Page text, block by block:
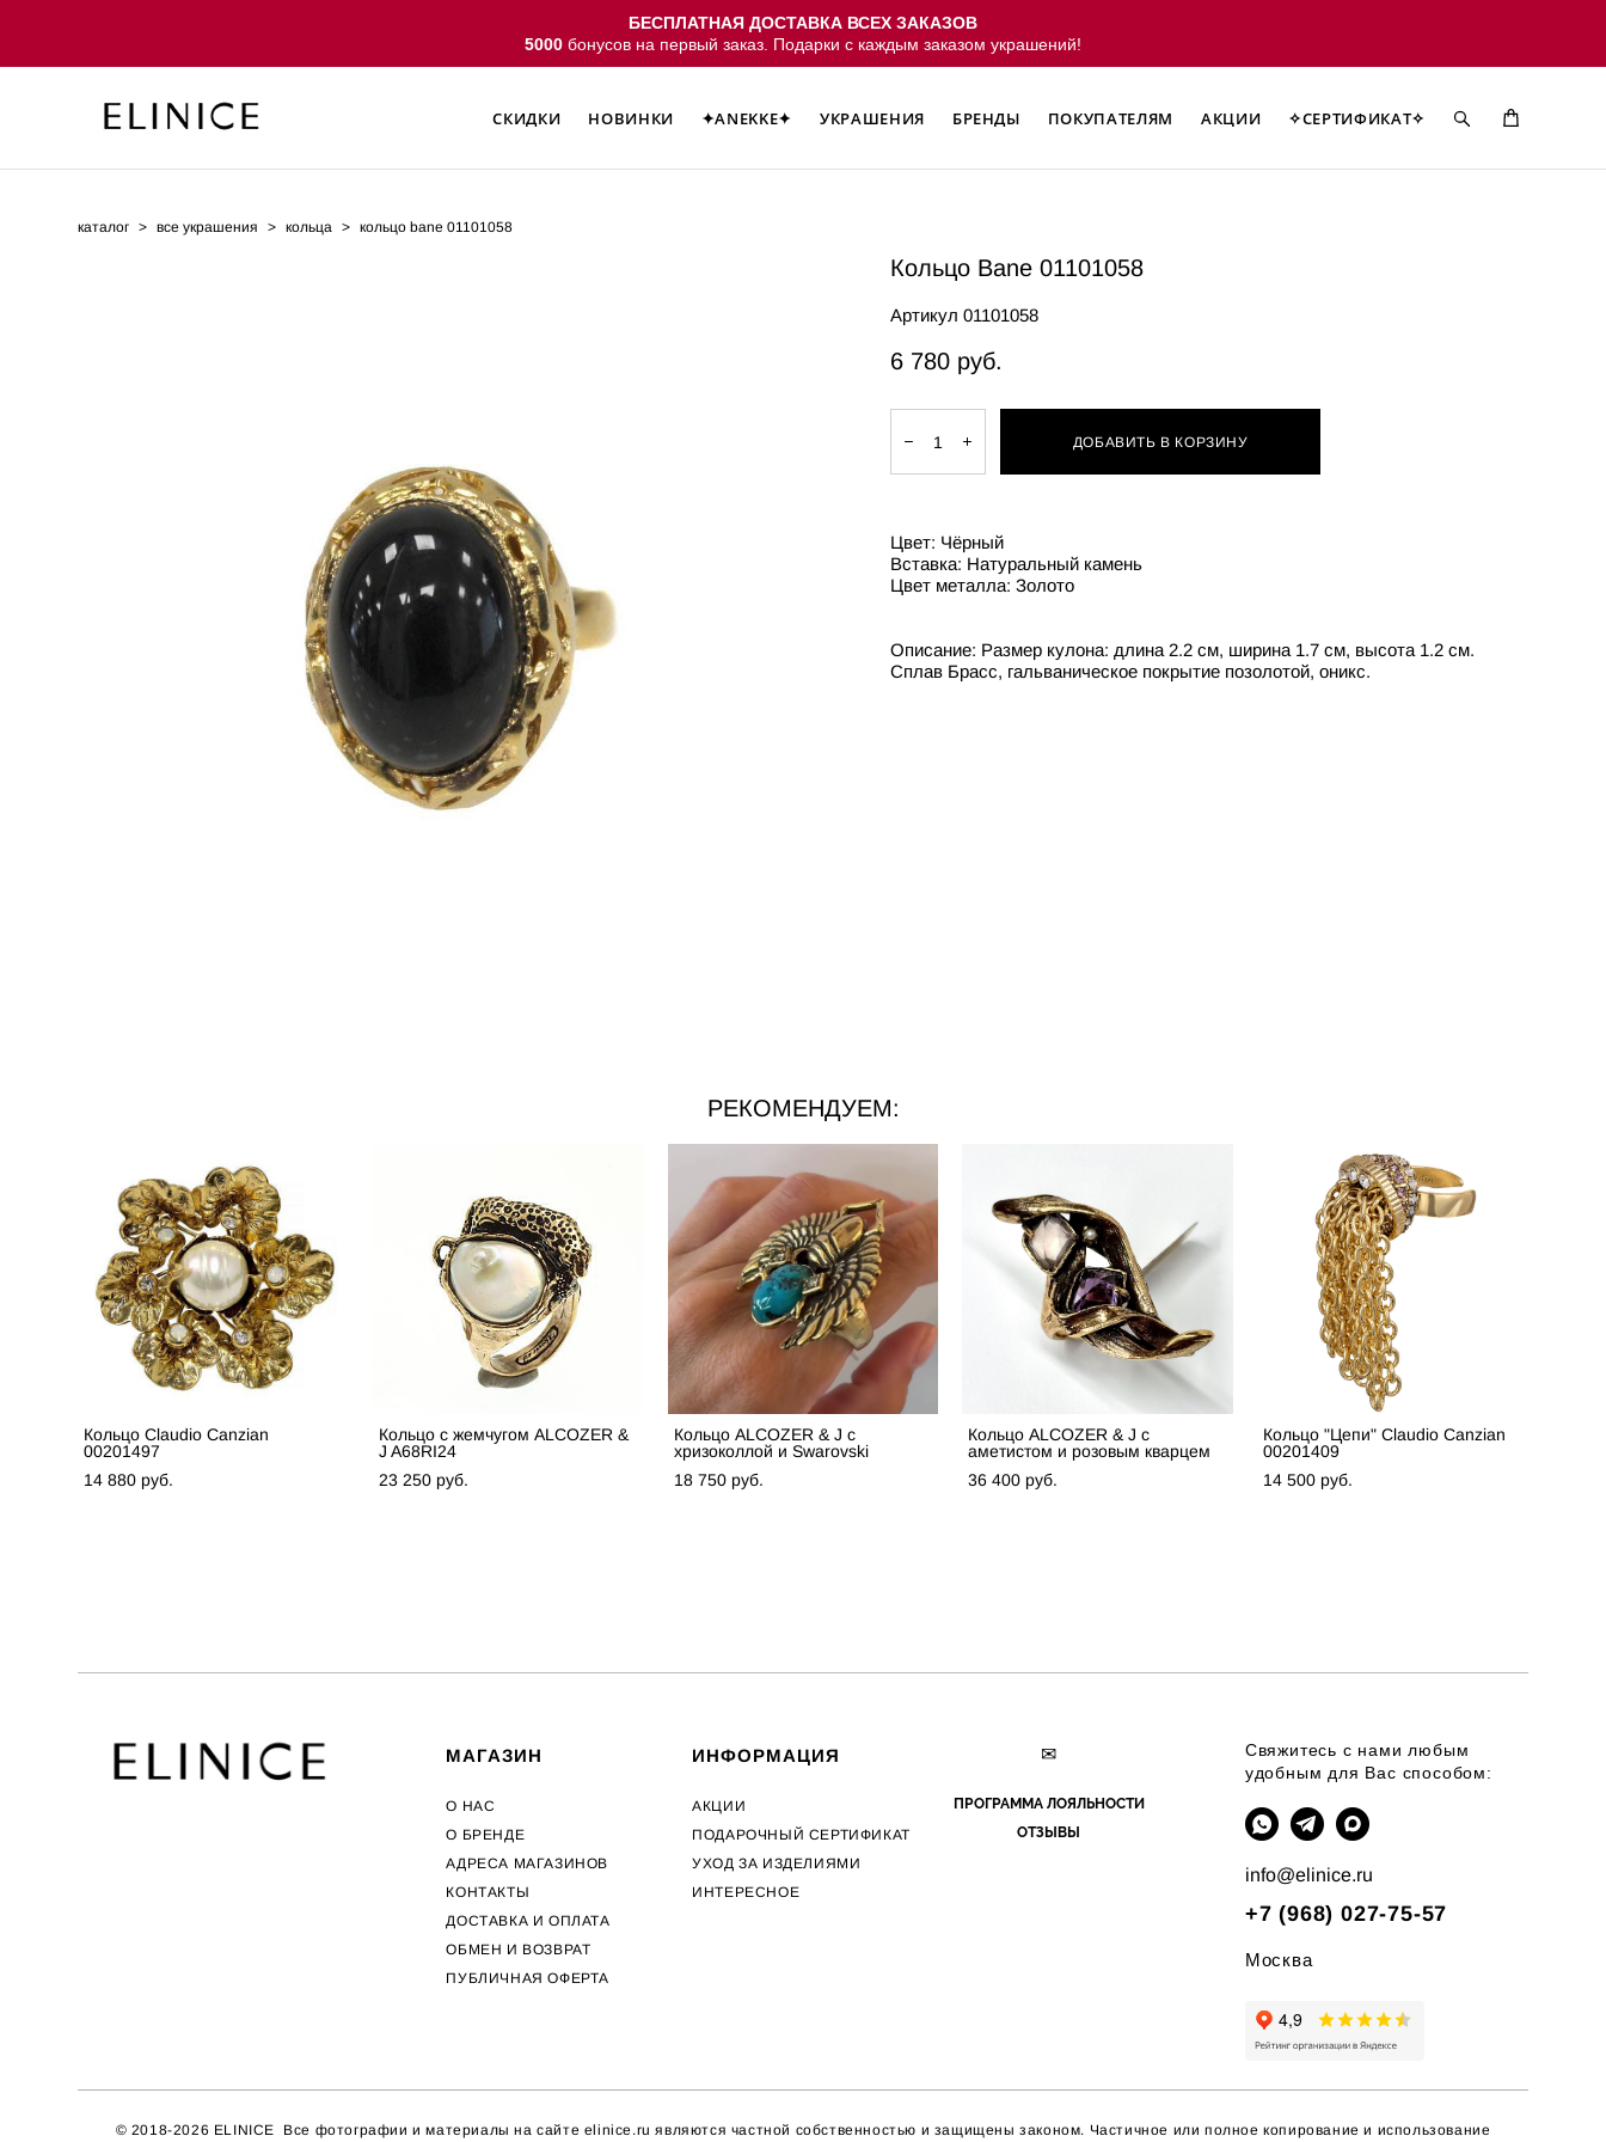
БЕСПЛАТНАЯ ДОСТАВКА ВСЕХ ЗАКАЗОВ
5000 бонусов на первый заказ. Подарки с каждым заказом украшений!
СКИДКИ НОВИНКИ ✦ANEKKE✦ УКРАШЕНИЯ БРЕНДЫ ПОКУПАТЕЛЯМ АКЦИИ ✧СЕРТИФИКАТ✧
СКИДКИ НОВИНКИ ✦ANEKKE✦ УКРАШЕНИЯ БРЕНДЫ ПОКУПАТЕЛЯМ
каталог > все украшения > кольца > кольцо bane 01101058
Кольцо Bane 01101058
Артикул 01101058
6 780 pуб.
ДОБАВИТЬ В КОРЗИНУ
Цвет: Чёрный
Вставка: Натуральный камень
Цвет металла: Золото
Описание: Размер кулона: длина 2.2 см, ширина 1.7 см, высота 1.2 см.
Сплав Брасс, гальваническое покрытие позолотой, оникс.
РЕКОМЕНДУЕМ:
Кольцо Claudio Canzian
00201497
14 880 pуб.
Кольцо с жемчугом ALCOZER &
J A68RI24
23 250 pуб.
Кольцо ALCOZER & J с
хризоколлой и Swarovski
18 750 pуб.
Кольцо ALCOZER & J c
аметистом и розовым кварцем
36 400 pуб.
Кольцо "Цепи" Claudio Canzian
00201409
14 500 pуб.
МАГАЗИН
О НАС
О БРЕНДЕ
АДРЕСА МАГАЗИНОВ
КОНТАКТЫ
ДОСТАВКА И ОПЛАТА
ОБМЕН И ВОЗВРАТ
ПУБЛИЧНАЯ ОФЕРТА
ИНФОРМАЦИЯ
АКЦИИ
ПОДАРОЧНЫЙ СЕРТИФИКАТ
УХОД ЗА ИЗДЕЛИЯМИ
ИНТЕРЕСНОЕ
✉
ПРОГРАММА ЛОЯЛЬНОСТИ
ОТЗЫВЫ
Свяжитесь с нами любым
удобным для Вас способом:
info@elinice.ru
+7 (968) 027-75-57
Москва
© 2018-2026 ELINICE Все фотографии и материалы на сайте elinice.ru являются частной собственностью и защищены законом. Частичное или полное копированиеи использование